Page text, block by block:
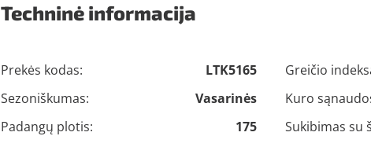
Techninė informacija
Prekės kodas:
LTK5165
Sezoniškumas:
Vasarinės
Padangų plotis:
175
Greičio
Kuro
Sukibimas su